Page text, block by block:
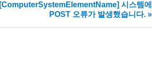
[ComputerSystemElementName] 시스템에
POST 오류가 발생했습니다.